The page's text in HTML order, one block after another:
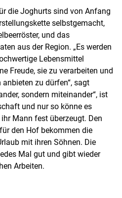
die Joghurts sind von Anfang
selbstgemacht,
und das
aus der Region. „Es werden
Lebensmittel
Freude, sie zu verarbeiten und
zu dürfen“, sagt
sondern miteinander“, ist
und nur so könne es
Mann fest überzeugt. Den
den Hof bekommen die
mit ihren Söhnen. Die
Mal gut und gibt wieder
Arbeiten.